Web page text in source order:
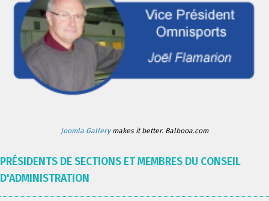
Joomla Gallerymakes it better. Balbooa.com
PRÉSIDENTS DE SECTIONS ET MEMBRES DU CONSEIL
D'ADMINISTRATION